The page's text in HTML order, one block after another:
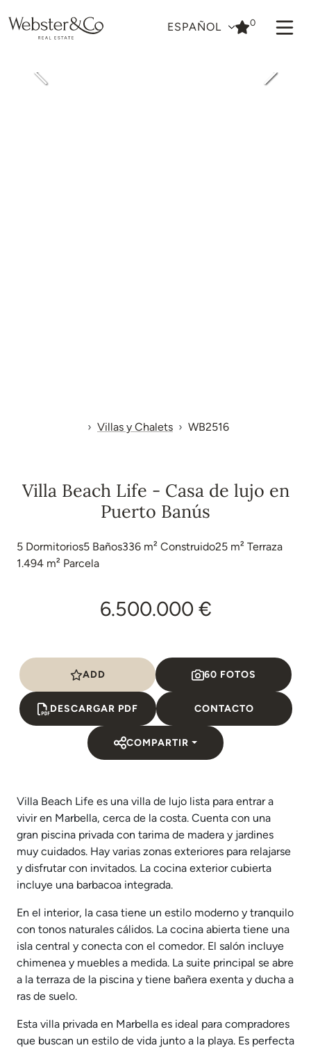
ESPAÑOL 0
Villas y Chalets WB2516
Villa Beach Life - Casa de lujo en
Puerto Banús
5 Dormitorios5 Baños336 m² Construido25 m² Terraza
1.494 m² Parcela
6.500.000 €
ADD 60 FOTOS
DESCARGAR PDF CONTACTO
COMPARTIR
Villa Beach Life es una villa de lujo lista para entrar a
vivir en Marbella, cerca de la costa. Cuenta con una
gran piscina privada con tarima de madera y jardines
muy cuidados. Hay varias zonas exteriores para relajarse
y disfrutar con invitados. La cocina exterior cubierta
incluye una barbacoa integrada.
En el interior, la casa tiene un estilo moderno y tranquilo
con tonos naturales cálidos. La cocina abierta tiene una
isla central y conecta con el comedor. El salón incluye
chimenea y muebles a medida. La suite principal se abre
a la terraza de la piscina y tiene bañera exenta y ducha a
ras de suelo.
Esta villa privada en Marbella es ideal para compradores
que buscan un estilo de vida junto a la playa. Es perfecta